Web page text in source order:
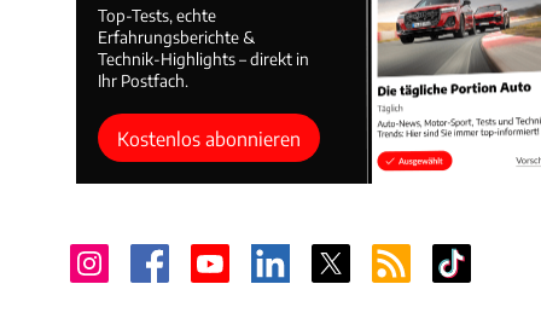
Top-Tests, echte
Erfahrungsberichte &
Technik-Highlights – direkt in
Ihr Postfach.
Kostenlos abonnieren